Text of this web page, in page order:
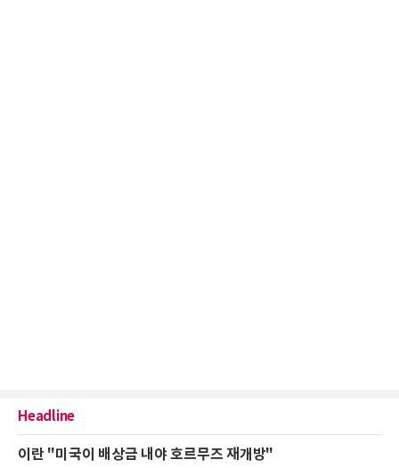
Headline
이란 "미국이 배상금 내야 호르무즈 재개방"